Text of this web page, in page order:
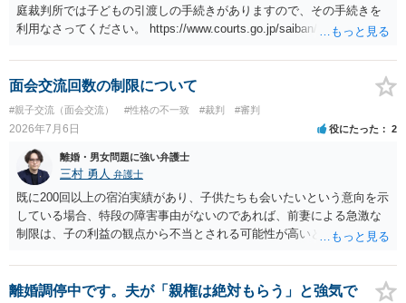
庭裁判所では子どもの引渡しの手続きがありますので、その手続きを
利用なさってください。 https://www.courts.go.jp/saiban/syurui/syurui
面会交流回数の制限について
#親子交流（面会交流） #性格の不一致 #裁判 #審判
2026年7月6日 役にたった 2
離婚・男女問題に強い弁護士
三村 勇人 弁護士
既に200回以上の宿泊実績があり、子供たちも会いたいという意向を示
している場合、特段の障害事由がないのであれば、前妻による急激な
制限は、子の利益の観点から不当とされる可能性が高いと考えられま
面会交流となることが期待できるかと思われます。
離婚調停中です。夫が「親権は絶対もらう」と強気で